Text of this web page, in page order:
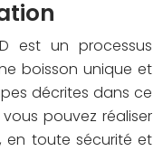
est un processus
boisson unique et
décrites dans ce
pouvez réaliser
en toute sécurité et